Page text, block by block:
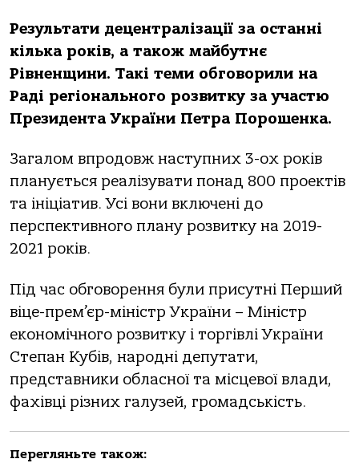
Результати децентралізації за останні
кілька років, а також майбутнє
Рівненщини. Такі теми обговорили на
Раді регіонального розвитку за участю
Президента України Петра Порошенка.
Загалом впродовж наступних 3-ох років
планується реалізувати понад 800 проектів
та ініціатив. Усі вони включені до
перспективного плану розвитку на 2019-
2021 років.
Під час обговорення були присутні Перший
віце-прем’єр-міністр України – Міністр
економічного розвитку і торгівлі України
Степан Кубів, народні депутати,
представники обласної та місцевої влади,
фахівці різних галузей, громадськість.
Перегляньте також: